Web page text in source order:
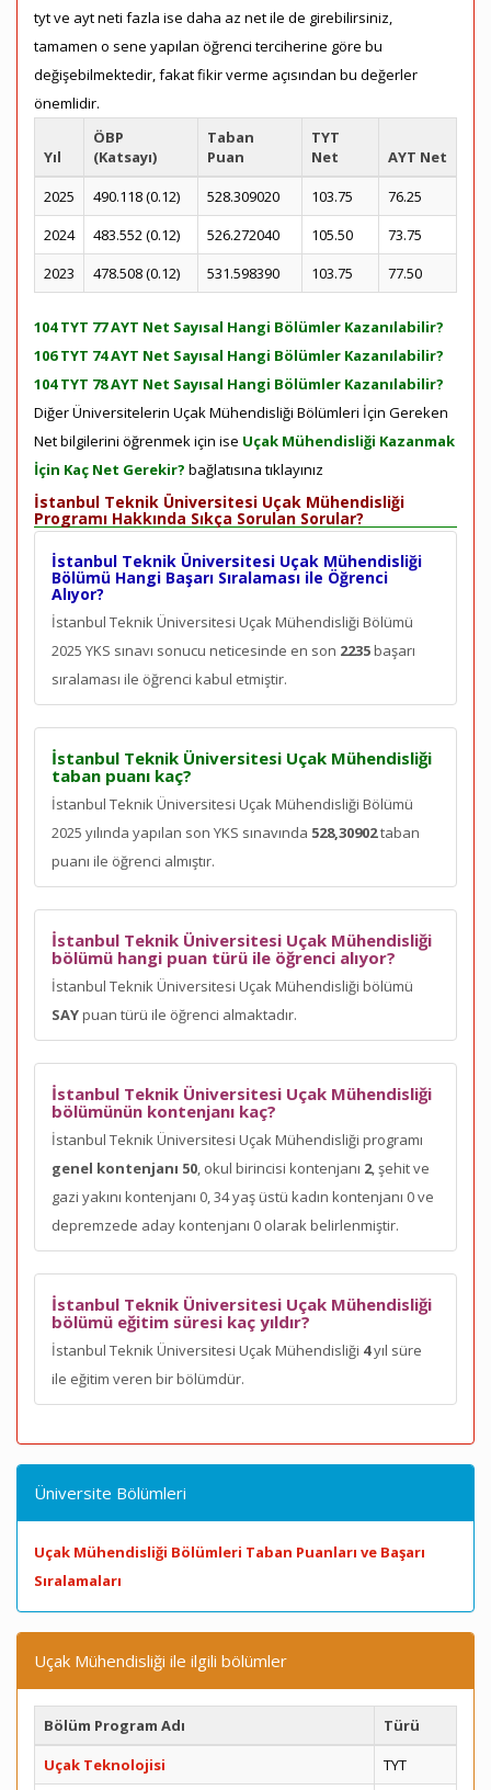
tyt ve ayt neti fazla ise daha az net ile de girebilirsiniz,
tamamen o sene yapılan öğrenci terciherine göre bu
değişebilmektedir, fakat fikir verme açısından bu değerler
önemlidir.
Yıl
ÖBP
(Katsayı)
Taban
Puan
TYT
Net
AYT Net
2025
490.118 (0.12) 528.309020 103.75
76.25
2024
483.552 (0.12) 526.272040 105.50
73.75
2023
478.508 (0.12) 531.598390 103.75 77.50
104 TYT 77 AYT Net Sayısal Hangi Bölümler Kazanılabilir?
106 TYT 74 AYT Net Sayısal Hangi Bölümler Kazanılabilir?
104 TYT 78 AYT Net Sayısal Hangi Bölümler Kazanılabilir?
Diğer Üniversitelerin Uçak Mühendisliği Bölümleri İçin Gereken
Net bilgilerini öğrenmek için ise Uçak Mühendisliği Kazanmak
İçin Kaç Net Gerekir? bağlatısına tıklayınız
İstanbul Teknik Üniversitesi Uçak Mühendisliği
Programı Hakkında Sıkça Sorulan Sorular?
İstanbul Teknik Üniversitesi Uçak Mühendisliği
Bölümü Hangi Başarı Sıralaması ile Öğrenci
Alıyor?
İstanbul Teknik Üniversitesi Uçak Mühendisliği Bölümü
2025 YKS sınavı sonucu neticesinde en son 2235başarı
sıralaması ile öğrenci kabul etmiştir.
İstanbul Teknik Üniversitesi Uçak Mühendisliği
taban puanı kaç?
İstanbul Teknik Üniversitesi Uçak Mühendisliği Bölümü
2025 yılında yapılan son YKS sınavında 528,30902taban
puanı ile öğrenci almıştır.
İstanbul Teknik Üniversitesi Uçak Mühendisliği
bölümü hangi puan türü ile öğrenci alıyor?
İstanbul Teknik Üniversitesi Uçak Mühendisliği bölümü
SAYpuan türü ile öğrenci almaktadır.
İstanbul Teknik Üniversitesi Uçak Mühendisliği
bölümünün kontenjanı kaç?
İstanbul Teknik Üniversitesi Uçak Mühendisliği programı
genel kontenjanı 50, okul birincisi kontenjanı 2, şehit ve
gazi yakını kontenjanı 0, 34 yaş üstü kadın kontenjanı 0 ve
depremzede aday kontenjanı 0 olarak belirlenmiştir.
İstanbul Teknik Üniversitesi Uçak Mühendisliği
bölümü eğitim süresi kaç yıldır?
İstanbul Teknik Üniversitesi Uçak Mühendisliği 4yıl süre
ile eğitim veren bir bölümdür.
Üniversite Bölümleri
Uçak Mühendisliği Bölümleri Taban Puanları ve Başarı
Sıralamaları
Uçak Mühendisliği ile ilgili bölümler
Bölüm Program Adı
Türü
Uçak Teknolojisi
TYT